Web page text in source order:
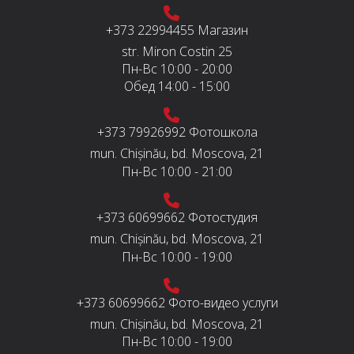
+373 22994455 Магазин
str. Miron Costin 25
Пн-Вс 10:00 - 20:00
Обед 14:00 - 15:00
+373 79926992 Фотошкола
mun. Chișinău, bd. Moscova, 21
Пн-Вс 10:00 - 21:00
+373 60699662 Фотостудия
mun. Chișinău, bd. Moscova, 21
Пн-Вс 10:00 - 19:00
+373 60699662 Фото-видео услуги
mun. Chișinău, bd. Moscova, 21
Пн-Вс 10:00 - 19:00